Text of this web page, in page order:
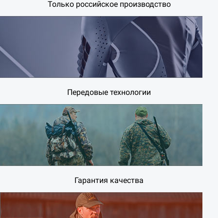
Только российское производство
Передовые технологии
Гарантия качества